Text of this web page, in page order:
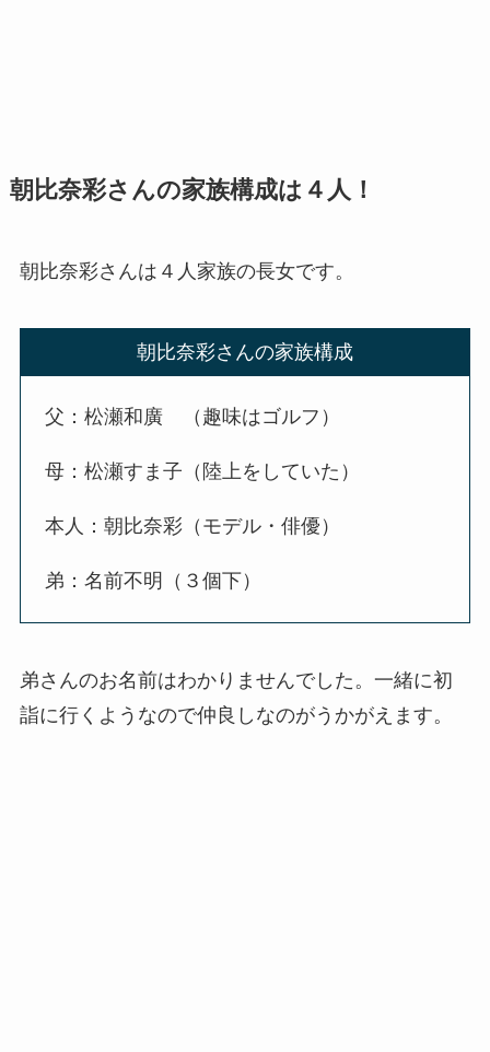
朝比奈彩さんの家族構成は４人！
朝比奈彩さんは４人家族の長女です。
朝比奈彩さんの家族構成
父：松瀬和廣 （趣味はゴルフ）
母：松瀬すま子（陸上をしていた）
本人：朝比奈彩（モデル・俳優）
弟：名前不明（３個下）
弟さんのお名前はわかりませんでした。一緒に初
詣に行くようなので仲良しなのがうかがえます。